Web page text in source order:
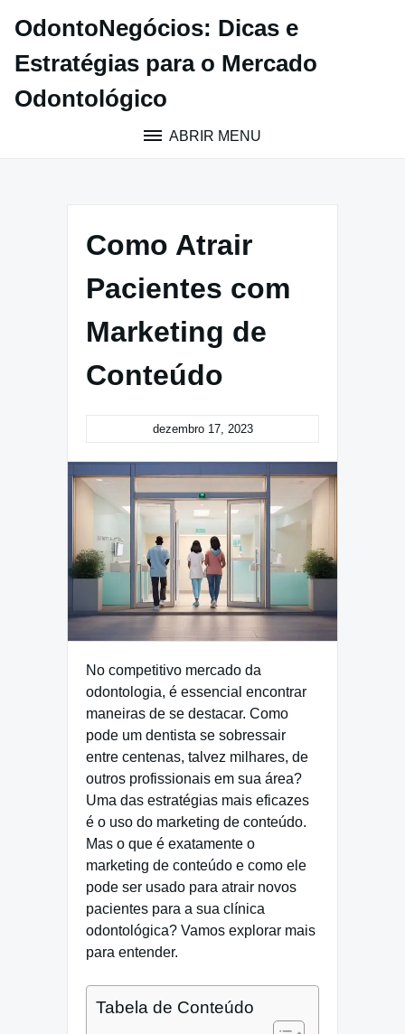
para
conteúdo
OdontoNegócios: Dicas e
Estratégias para o Mercado
Odontológico
ABRIR MENU
Como Atrair
Pacientes com
Marketing de
Conteúdo
dezembro 17, 2023
No competitivo mercado da
odontologia, é essencial encontrar
maneiras de se destacar. Como
pode um dentista se sobressair
entre centenas, talvez milhares, de
outros profissionais em sua área?
Uma das estratégias mais eficazes
é o uso do marketing de conteúdo.
Mas o que é exatamente o
marketing de conteúdo e como ele
pode ser usado para atrair novos
pacientes para a sua clínica
odontológica? Vamos explorar mais
para entender.
Tabela de Conteúdo